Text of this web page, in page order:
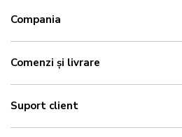
Compania
Comenzi și livrare
Suport client